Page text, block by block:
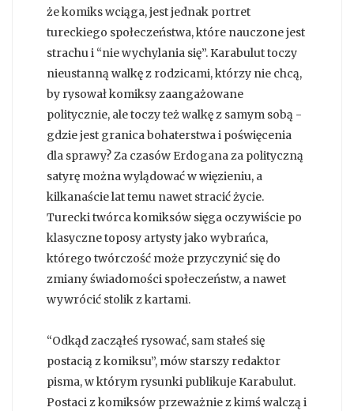
że komiks wciąga, jest jednak portret
tureckiego społeczeństwa, które nauczone jest
strachu i “nie wychylania się”. Karabulut toczy
nieustanną walkę z rodzicami, którzy nie chcą,
by rysował komiksy zaangażowane
politycznie, ale toczy też walkę z samym sobą -
gdzie jest granica bohaterstwa i poświęcenia
dla sprawy? Za czasów Erdogana za polityczną
satyrę można wylądować w więzieniu, a
kilkanaście lat temu nawet stracić życie.
Turecki twórca komiksów sięga oczywiście po
klasyczne toposy artysty jako wybrańca,
którego twórczość może przyczynić się do
zmiany świadomości społeczeństw, a nawet
wywrócić stolik z kartami.
“Odkąd zacząłeś rysować, sam stałeś się
postacią z komiksu”, mów starszy redaktor
pisma, w którym rysunki publikuje Karabulut.
Postaci z komiksów przeważnie z kimś walczą i